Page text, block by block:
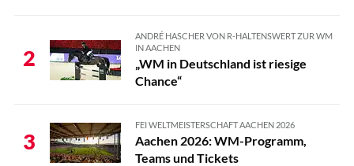
2
ANDRÉ HASCHER VON R-HALTENSWERT ZUR WM
IN AACHEN
„WM in Deutschland ist riesige
Chance“
3
FEI WELTMEISTERSCHAFT AACHEN 2026
Aachen 2026: WM-Programm,
Teams und Tickets